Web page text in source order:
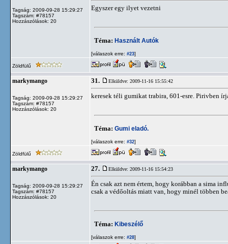
Tagság: 2009-09-28 15:29:27
Tagszám: #78157
Hozzászólások: 20
Egyszer egy ilyet vezetni
Téma: Használt Autók
[válaszok erre: #23]
Zöldfülű
markymango
Tagság: 2009-09-28 15:29:27
Tagszám: #78157
Hozzászólások: 20
31. Elküldve: 2009-11-16 15:55:42
keresek téli gumikat trabira, 601-esre. Pirivben
Téma: Gumi eladó.
[válaszok erre: #32]
Zöldfülű
markymango
Tagság: 2009-09-28 15:29:27
Tagszám: #78157
Hozzászólások: 20
27. Elküldve: 2009-11-16 15:54:23
Én csak azt nem értem, hogy korábban a sima
csak a védőoltás miatt van, hogy minél többen
Téma: Kibeszélő
[válaszok erre: #28]